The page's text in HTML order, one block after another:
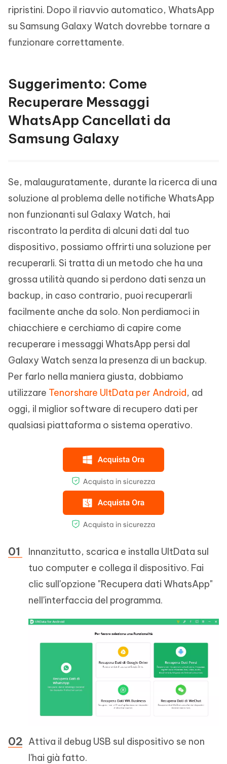
ripristini. Dopo il riavvio automatico, WhatsApp
su Samsung Galaxy Watch dovrebbe tornare a
funzionare correttamente.
Suggerimento: Come
Recuperare Messaggi
WhatsApp Cancellati da
Samsung Galaxy
Se, malauguratamente, durante la ricerca di una
soluzione al problema delle notifiche WhatsApp
non funzionanti sul Galaxy Watch, hai
riscontrato la perdita di alcuni dati dal tuo
dispositivo, possiamo offrirti una soluzione per
recuperarli. Si tratta di un metodo che ha una
grossa utilità quando si perdono dati senza un
backup, in caso contrario, puoi recuperarli
facilmente anche da solo. Non perdiamoci in
chiacchiere e cerchiamo di capire come
recuperare i messaggi WhatsApp persi dal
Galaxy Watch senza la presenza di un backup.
Per farlo nella maniera giusta, dobbiamo
utilizzare Tenorshare UltData per Android, ad
oggi, il miglior software di recupero dati per
qualsiasi piattaforma o sistema operativo.
Innanzitutto, scarica e installa UltData sul
tuo computer e collega il dispositivo. Fai
clic sull'opzione "Recupera dati WhatsApp"
nell'interfaccia del programma.
Attiva il debug USB sul dispositivo se non
l'hai già fatto.